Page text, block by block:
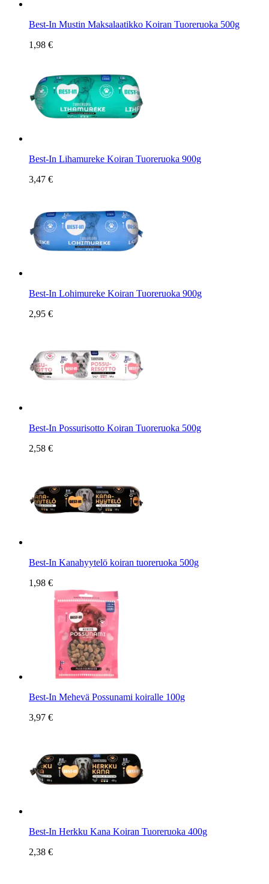
Best-In Mustin Maksalaatikko Koiran Tuoreruoka 500g
1,98 €
Best-In Lihamureke Koiran Tuoreruoka 900g
3,47 €
Best-In Lohimureke Koiran Tuoreruoka 900g
2,95 €
Best-In Possurisotto Koiran Tuoreruoka 500g
2,58 €
Best-In Kanahyytelö koiran tuoreruoka 500g
1,98 €
Best-In Mehevä Possunami koiralle 100g
3,97 €
Best-In Herkku Kana Koiran Tuoreruoka 400g
2,38 €